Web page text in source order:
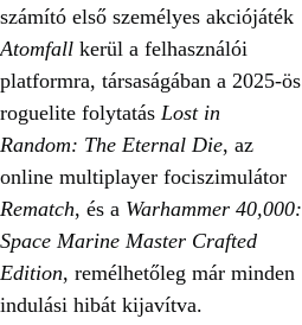
számító első személyes akciójáték
Atomfall kerül a felhasználói
platformra, társaságában a 2025-ös
roguelite folytatás Lost in
Random: The Eternal Die, az
online multiplayer fociszimulátor
Rematch, és a Warhammer 40,000:
Space Marine Master Crafted
Edition, remélhetőleg már minden
indulási hibát kijavítva.